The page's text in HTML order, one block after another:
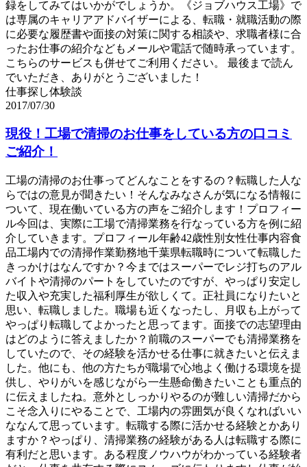
録をしてみてはいかがでしょうか。《ジョブハウス工場》で
は専属のキャリアアドバイザーによる、転職・就職活動の際
に必要な履歴書や面接の対策に関する相談や、求職者様に合
ったお仕事の紹介などもメールや電話で随時承っています。
こちらのサービスも併せてご利用ください。 最後まで読ん
でいただき、ありがとうございました！
仕事探し体験談
2017/07/30
現役！工場で清掃のお仕事をしている方の口コミ
ご紹介！
工場の清掃のお仕事ってどんなことをするの？転職した人な
らではの意見が聞きたい！そんなみなさんが気になる情報に
ついて、現在働いている方の声をご紹介します！プロフィー
ル今回は、実際に工場で清掃業務を行なっている方を例に紹
介していきます。プロフィール年齢42歳性別女性仕事内容食
品工場内での清掃作業勤務地千葉県転職時について転職した
きっかけはなんですか？今まではスーパーでレジ打ちのアル
バイトや清掃のパートをしていたのですが、やっぱり安定し
た収入や充実した福利厚生が欲しくて。正社員になりたいと
思い、転職しました。職場も近くなったし、月収も上がって
やっぱり転職してよかったと思ってます。面接での志望理由
はどのように答えましたか？前職のスーパーでも清掃業務を
していたので、その経験を活かせる仕事に就きたいと伝えま
した。他にも、他の方たちが職場で心地よく働ける環境を提
供し、やりがいを感じながら一生懸命働きたいことも重点的
に伝えましたね。意外としっかりやるのが難しい清掃だから
こそ念入りにやることで、工場内の雰囲気が良くなればいい
ななんて思っています。転職する際に活かせる経験とかあり
ますか？やっぱり、清掃業務の経験がある人は転職する際に
有利だと思います。ある程度ノウハウがわかっている経験者